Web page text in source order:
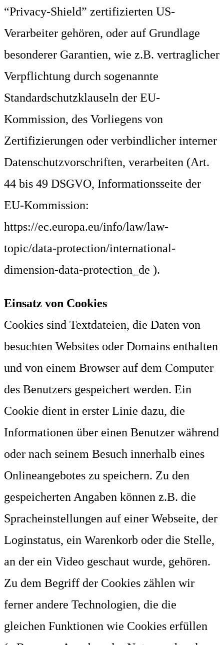
“Privacy-Shield” zertifizierten US-
Verarbeiter gehören, oder auf Grundlage
besonderer Garantien, wie z.B. vertraglicher
Verpflichtung durch sogenannte
Standardschutzklauseln der EU-
Kommission, des Vorliegens von
Zertifizierungen oder verbindlicher interner
Datenschutzvorschriften, verarbeiten (Art.
44 bis 49 DSGVO, Informationsseite der
EU-Kommission:
https://ec.europa.eu/info/law/law-
topic/data-protection/international-
dimension-data-protection_de ).
Einsatz von Cookies
Cookies sind Textdateien, die Daten von
besuchten Websites oder Domains enthalten
und von einem Browser auf dem Computer
des Benutzers gespeichert werden. Ein
Cookie dient in erster Linie dazu, die
Informationen über einen Benutzer während
oder nach seinem Besuch innerhalb eines
Onlineangebotes zu speichern. Zu den
gespeicherten Angaben können z.B. die
Spracheinstellungen auf einer Webseite, der
Loginstatus, ein Warenkorb oder die Stelle,
an der ein Video geschaut wurde, gehören.
Zu dem Begriff der Cookies zählen wir
ferner andere Technologien, die die
gleichen Funktionen wie Cookies erfüllen